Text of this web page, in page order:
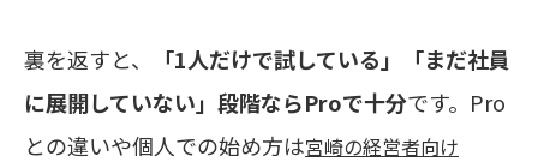
裏を返すと、
「1人だけで試している」「まだ社員
に展開していない」段階ならProで十分です。Pro
との違いや個人での始め方は宮崎の経営者向け